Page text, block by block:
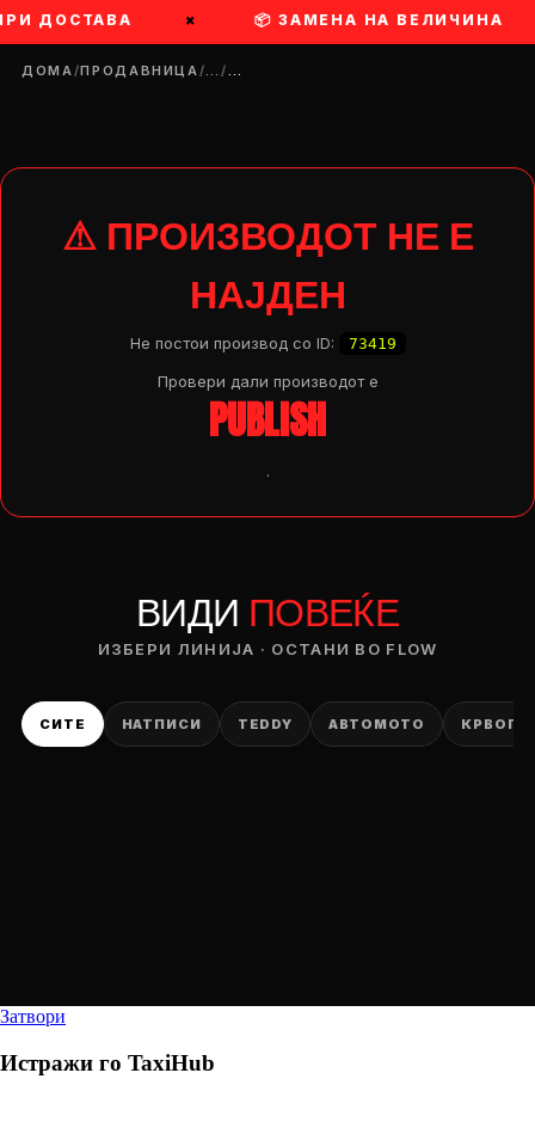
ДОСТАВА × 📦 ЗАМЕНА НА ВЕЛИЧИНА
ДОМА/ПРОДАВНИЦА/…/…
⚠ ПРОИЗВОДОТ НЕ Е
НАЈДЕН
Не постои производ со ID: 73419
Провери дали производот e
PUBLISH
.
ВИДИ ПОВЕЌЕ
ИЗБЕРИ ЛИНИЈА · ОСТАНИ ВО FLOW
СИТЕ НАТПИСИ TEDDY АВТОМОТО
Затвори
Истражи го TaxiHub